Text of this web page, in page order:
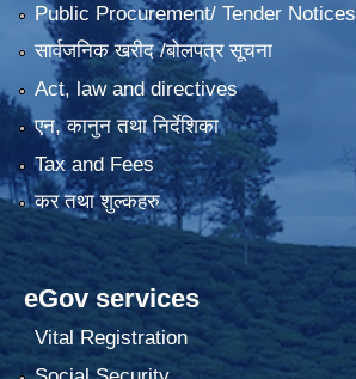
Public Procurement/ Tender Notices
सार्वजनिक खरीद /बोलपत्र सूचना
Act, law and directives
एन, कानुन तथा निर्देशिका
Tax and Fees
कर तथा शुल्कहरु
eGov services
Vital Registration